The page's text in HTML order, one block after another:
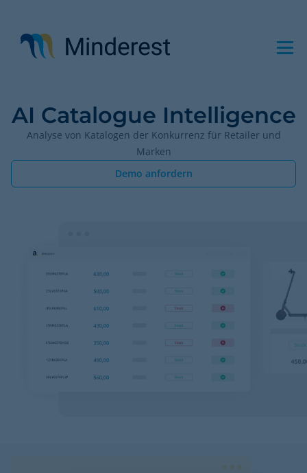
Inhalt
AI Catalogue Intelligence
Analyse von Katalogen der Konkurrenz für Retailer und
Marken
Demo anfordern